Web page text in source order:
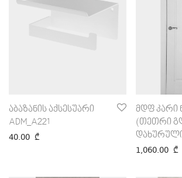
აბაზანის აქსესუარი
ADM_A221
40.00 ₾
მდფ კარი
(თეთრი
დახურული
1,060.00 ₾